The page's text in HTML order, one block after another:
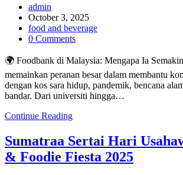
Jenama
Tempatan
Level
ke
Peringkat
Global
Post
author:
admin
Post
published:
October 3, 2025
Post
category:
food and beverage
Post
0 Comments
🌍 Foodbank di Malaysia: Mengapa Ia
memainkan peranan besar dalam membantu
dengan kos sara hidup, pandemik, bencana
bandar. Dari universiti hingga…
Continue ReadingFoodbank
Cabaran
&
Solusi
Sumatraa Sertai Hari
& Foodie Fiesta 2025